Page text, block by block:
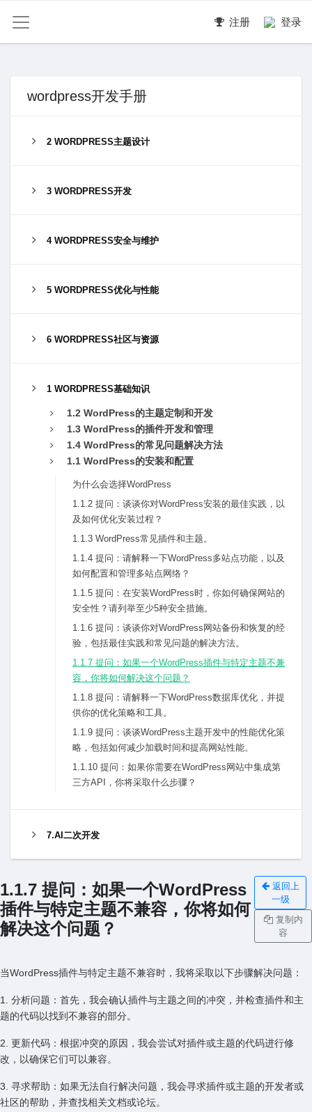
注册 登录
wordpress开发手册
2 WORDPRESS主题设计
3 WORDPRESS开发
4 WORDPRESS安全与维护
5 WORDPRESS优化与性能
6 WORDPRESS社区与资源
1 WORDPRESS基础知识
1.2 WordPress的主题定制和开发
1.3 WordPress的插件开发和管理
1.4 WordPress的常见问题解决⽅法
1.1 WordPress的安装和配置
为什么会选择WordPress
1.1.2 提问：谈谈你对WordPress安装的最佳实践，以
及如何优化安装过程？
1.1.3 WordPress常见插件和主题。
1.1.4 提问：请解释⼀下WordPress多站点功能，以及
如何配置和管理多站点⽹络？
1.1.5 提问：在安装WordPress时，你如何确保⽹站的
安全性？请列举⾄少5种安全措施。
1.1.6 提问：谈谈你对WordPress⽹站备份和恢复的经
验，包括最佳实践和常见问题的解决⽅法。
1.1.7 提问：如果⼀个WordPress插件与特定主题不兼
容，你将如何解决这个问题？
1.1.8 提问：请解释⼀下WordPress数据库优化，并提
供你的优化策略和⼯具。
1.1.9 提问：谈谈WordPress主题开发中的性能优化策
略，包括如何减少加载时间和提⾼⽹站性能。
1.1.10 提问：如果你需要在WordPress⽹站中集成第
三⽅API，你将采取什么步骤？
7.AI二次开发
1.1.7 提问：如果⼀个WordPress
插件与特定主题不兼容，你将如何
解决这个问题？
返回上
一级
复制内
容
当WordPress插件与特定主题不兼容时，我将采取以下步骤解决问题：
1. 分析问题：⾸先，我会确认插件与主题之间的冲突，并检查插件和主
题的代码以找到不兼容的部分。
2. 更新代码：根据冲突的原因，我会尝试对插件或主题的代码进⾏修
改，以确保它们可以兼容。
3. 寻求帮助：如果⽆法⾃⾏解决问题，我会寻求插件或主题的开发者或
社区的帮助，并查找相关⽂档或论坛。